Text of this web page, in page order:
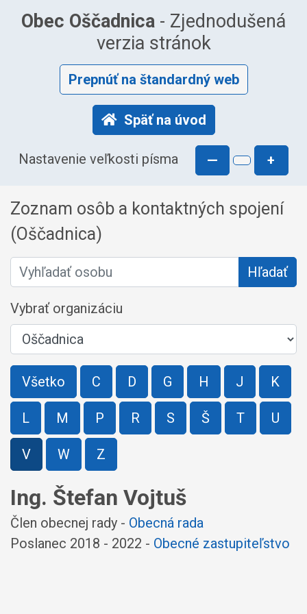
Obec Oščadnica - Zjednodušená
verzia stránok
Prepnúť na štandardný web
Späť na úvod
Nastavenie veľkosti písma — +
Zoznam osôb a kontaktných spojení
(Oščadnica)
Vyhľadať osobu Hľadať
Vybrať organizáciu
Všetko C D G H J K
L M P R S Š T U
V W Z
Ing. Štefan Vojtuš
Člen obecnej rady - Obecná rada
Poslanec 2018 - 2022 - Obecné zastupiteľstvo